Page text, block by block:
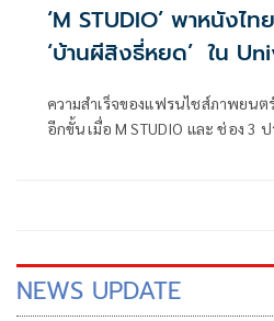
‘M STUDIO’ พาหนังไ
‘บ้านผีสิงธี่หยด’ ใน
Singapore
ความสำเร็จของแฟรนไชส์ภาพยนต
อีกขั้น เมื่อ M STUDIO และ ช่อง 3
NEWS UPDATE